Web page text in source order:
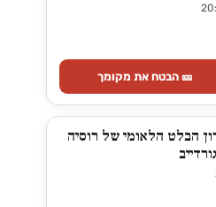
🎫 הבטח את מקומך
הבלט הלאומי של רוסיה